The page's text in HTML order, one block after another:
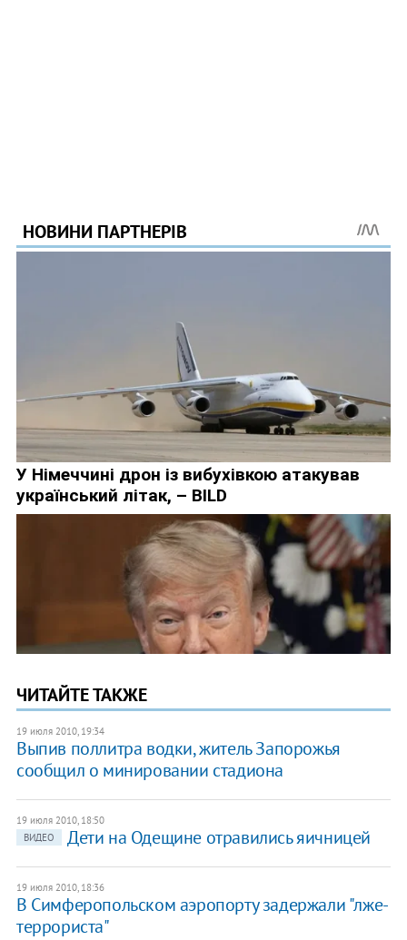
ЧИТАЙТЕ ТАКЖЕ
19 июля 2010, 19:34
Выпив поллитра водки, житель Запорожья
сообщил о минировании стадиона
19 июля 2010, 18:50
ВИДЕО
Дети на Одещине отравились яичницей
19 июля 2010, 18:36
В Симферопольском аэропорту задержали "лже-
террориста"